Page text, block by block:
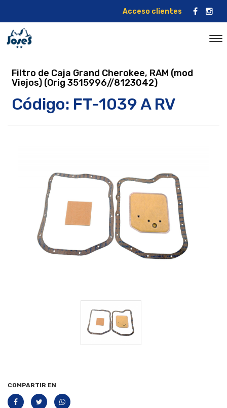
Acceso clientes
Filtro de Caja Grand Cherokee, RAM (mod
Viejos) (Orig 3515996//8123042)
Código: FT-1039 A RV
COMPARTIR EN